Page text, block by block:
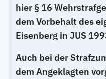
hier § 16
dem Vorbehalt des
Eisenberg in JUS
Auch bei der
dem Angeklagten